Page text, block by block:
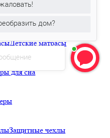
Детские матрасы
для сна
Защитные чехлы
дом?